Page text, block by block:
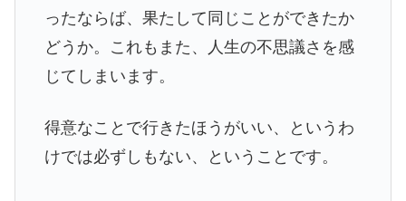
ったならば、果たして同じことができたか
どうか。これもまた、人生の不思議さを感
じてしまいます。
得意なことで行きたほうがいい、というわ
けでは必ずしもない、ということです。